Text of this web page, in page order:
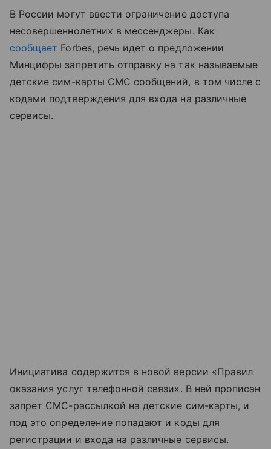
В России могут ввести ограничение доступа
несовершеннолетних в мессенджеры. Как
сообщает Forbes, речь идет о предложении
Минцифры запретить отправку на так называемые
детские сим-карты СМС сообщений, в том числе с
кодами подтверждения для входа на различные
сервисы.
Инициатива содержится в новой версии «Правил
оказания услуг телефонной связи». В ней прописан
запрет СМС-рассылкой на детские сим-карты, и
под это определение попадают и коды для
регистрации и входа на различные сервисы.